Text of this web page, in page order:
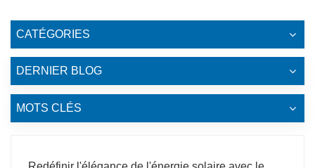
CATÉGORIES
DERNIER BLOG
MOTS CLÉS